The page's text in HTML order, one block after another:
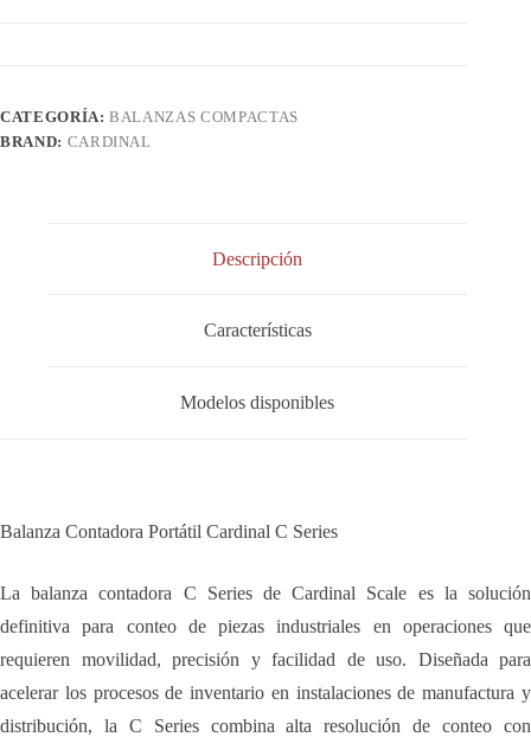
CATEGORÍA:BALANZAS COMPACTAS
BRAND: CARDINAL
Descripción
Características
Modelos disponibles
Balanza Contadora Portátil Cardinal C Series
La balanza contadora C Series de Cardinal Scale es la solución
definitiva para conteo de piezas industriales en operaciones que
requieren movilidad, precisión y facilidad de uso. Diseñada para
acelerar los procesos de inventario en instalaciones de manufactura y
distribución, la C Series combina alta resolución de conteo con